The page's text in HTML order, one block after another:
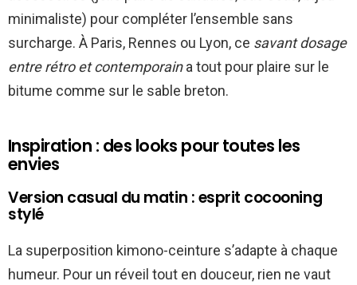
minimaliste) pour compléter l’ensemble sans
surcharge. À Paris, Rennes ou Lyon, ce savant dosage
entre rétro et contemporaina tout pour plaire sur le
bitume comme sur le sable breton.
Inspiration : des looks pour toutes les
envies
Version casual du matin : esprit cocooning
stylé
La superposition kimono-ceinture s’adapte à chaque
humeur. Pour un réveil tout en douceur, rien ne vaut